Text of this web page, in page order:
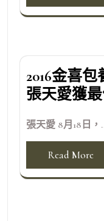
2016金喜
張天愛獲
張天愛 8月18日，
Read More